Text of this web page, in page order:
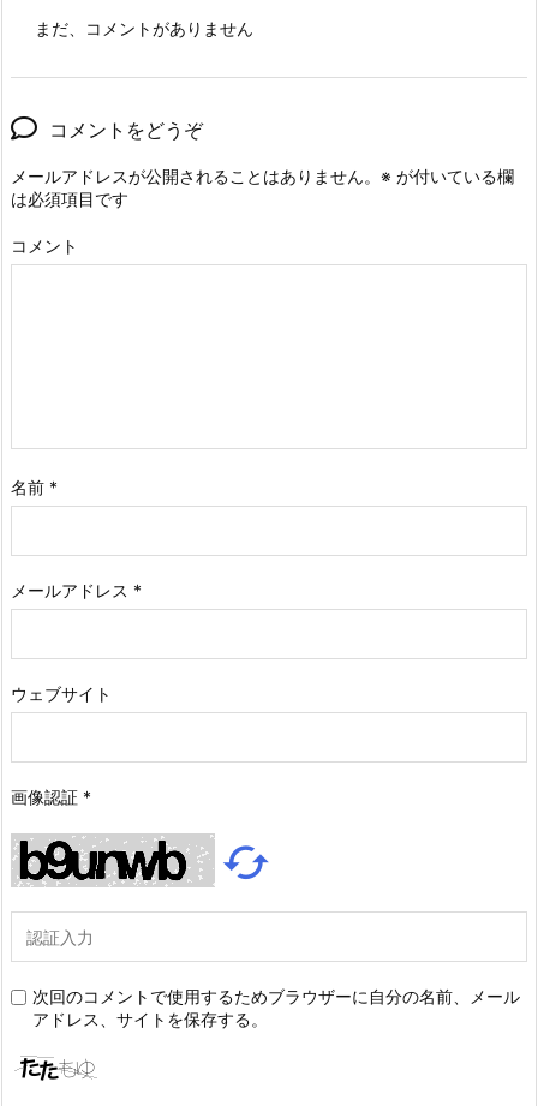
まだ、コメントがありません
コメントをどうぞ
メールアドレスが公開されることはありません。 ※ が付いている欄
は必須項目です
コメント
名前 *
メールアドレス *
ウェブサイト
画像認証 *

次回のコメントで使用するためブラウザーに自分の名前、メール
アドレス、サイトを保存する。